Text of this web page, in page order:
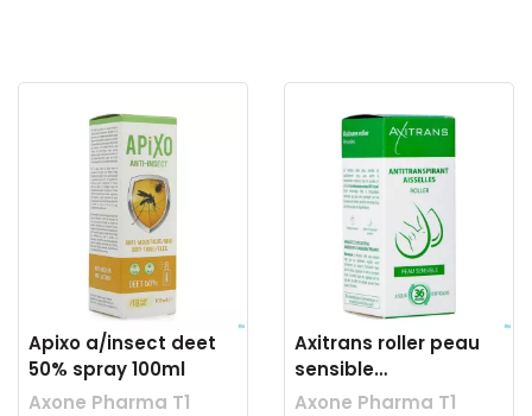
Apixo a/insect deet
50% spray 100ml
Axone Pharma T1
Axitrans roller peau
sensible
a/transpirant 20ml
Axone Pharma T1